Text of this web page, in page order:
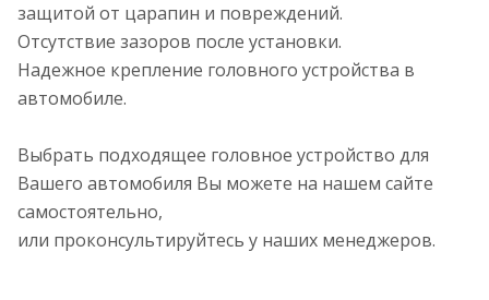
защитой от царапин и повреждений.
Отсутствие зазоров после установки.
Надежное крепление головного устройства в
автомобиле.
Выбрать подходящее головное устройство для
Вашего автомобиля Вы можете на нашем сайте
самостоятельно,
или проконсультируйтесь у наших менеджеров.